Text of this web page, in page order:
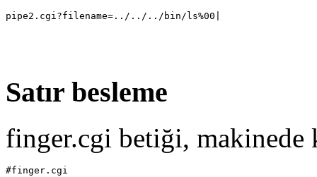
Satır besleme
finger.cgi betiği,
#finger.cgi